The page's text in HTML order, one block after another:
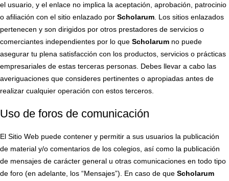
el usuario, y el enlace no implica la aceptación, aprobación, patrocinio
o afiliación con el sitio enlazado por Scholarum . Los sitios enlazados
pertenecen y son dirigidos por otros prestadores de servicios o
comerciantes independientes por lo que Scholarum no puede
asegurar tu plena satisfacción con los productos, servicios o prácticas
empresariales de estas terceras personas. Debes llevar a cabo las
averiguaciones que consideres pertinentes o apropiadas antes de
realizar cualquier operación con estos terceros.
Uso de foros de comunicación
El Sitio Web puede contener y permitir a sus usuarios la publicación
de material y/o comentarios de los colegios, así como la publicación
de mensajes de carácter general u otras comunicaciones en todo tipo
de foro (en adelante, los “Mensajes”). En caso de que Scholarum